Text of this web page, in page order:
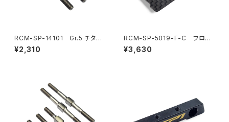
RCM-SP-14101 Gr.5 チタン
リヤトー/フロントステアリングリ
ンクターンバックル 3x28mm
¥2,310
RCM-SP-5019-F-C フロー
ティングエレクトロニクスプレー
ト カーボンプレート (3g) (SP1
¥3,630